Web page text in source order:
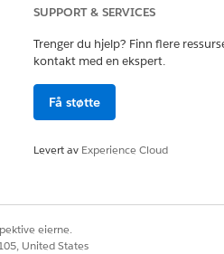
ved bruk av salgsavtaler.
kirurgiske saksbesøk og
SUPPORT & SERVICES
Trenger du hjelp? Finn flere
kontakt med en ekspert.
Få støtte
Levert av Experience Cloud
eierne.
United States